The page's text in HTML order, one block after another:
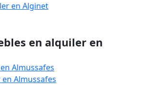
en Alginet
en alquiler en
Almussafes
Almussafes